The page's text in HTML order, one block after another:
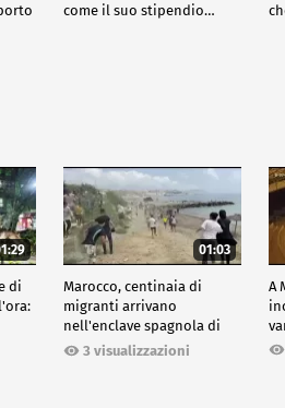
come il suo stipendio…
di
01:03
Marocco, centinaia di
migranti arrivano
nell'enclave spagnola di
Ceuta3 visualizzazioni
A